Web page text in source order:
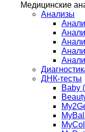
Медицинские
Анализы
ДНК-тесты
Baby